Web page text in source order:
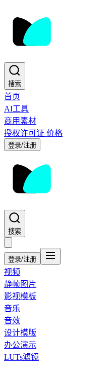
搜索
首页
AI工具
商用素材
授权许可证 价格
登录/注册
搜索
登录/注册
视频
静帧图片
影视模板
音乐
音效
设计模版
办公演示
LUTs滤镜